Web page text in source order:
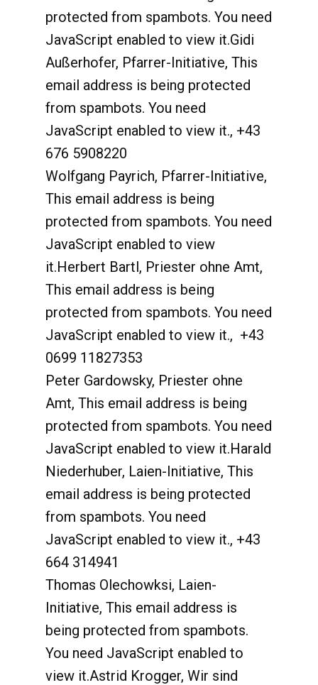
protected from spambots. You need
JavaScript enabled to view it.Gidi
Außerhofer, Pfarrer-Initiative, This
email address is being protected
from spambots. You need
JavaScript enabled to view it., +43
676 5908220
Wolfgang Payrich, Pfarrer-Initiative,
This email address is being
protected from spambots. You need
JavaScript enabled to view
it.Herbert Bartl, Priester ohne Amt,
This email address is being
protected from spambots. You need
JavaScript enabled to view it., +43
0699 11827353
Peter Gardowsky, Priester ohne
Amt, This email address is being
protected from spambots. You need
JavaScript enabled to view it.Harald
Niederhuber, Laien-Initiative, This
email address is being protected
from spambots. You need
JavaScript enabled to view it., +43
664 314941
Thomas Olechowksi, Laien-
Initiative, This email address is
being protected from spambots.
You need JavaScript enabled to
view it.Astrid Krogger, Wir sind